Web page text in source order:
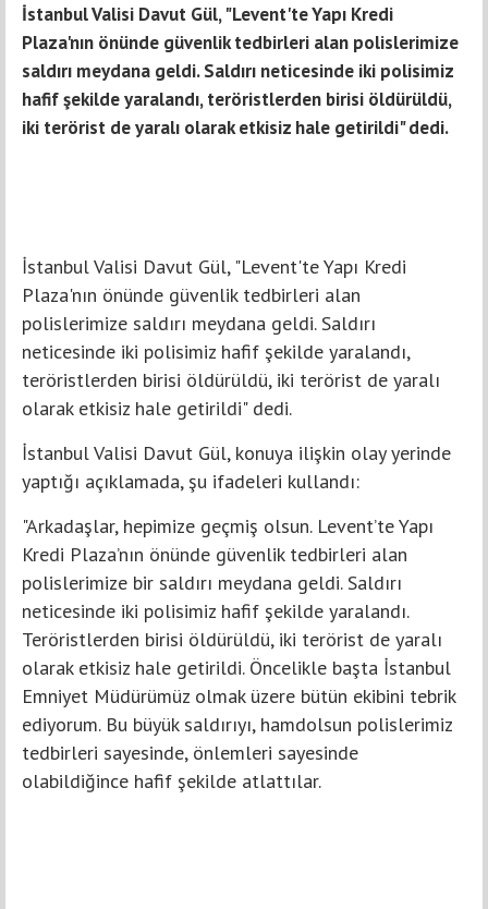
İstanbul Valisi Davut Gül, "Levent'te Yapı Kredi
Plaza'nın önünde güvenlik tedbirleri alan polislerimize
saldırı meydana geldi. Saldırı neticesinde iki polisimiz
hafif şekilde yaralandı, teröristlerden birisi öldürüldü,
iki terörist de yaralı olarak etkisiz hale getirildi" dedi.
İstanbul Valisi Davut Gül, "Levent'te Yapı Kredi
Plaza'nın önünde güvenlik tedbirleri alan
polislerimize saldırı meydana geldi. Saldırı
neticesinde iki polisimiz hafif şekilde yaralandı,
teröristlerden birisi öldürüldü, iki terörist de yaralı
olarak etkisiz hale getirildi" dedi.
İstanbul Valisi Davut Gül, konuya ilişkin olay yerinde
yaptığı açıklamada, şu ifadeleri kullandı:
"Arkadaşlar, hepimize geçmiş olsun. Levent’te Yapı
Kredi Plaza’nın önünde güvenlik tedbirleri alan
polislerimize bir saldırı meydana geldi. Saldırı
neticesinde iki polisimiz hafif şekilde yaralandı.
Teröristlerden birisi öldürüldü, iki terörist de yaralı
olarak etkisiz hale getirildi. Öncelikle başta İstanbul
Emniyet Müdürümüz olmak üzere bütün ekibini tebrik
ediyorum. Bu büyük saldırıyı, hamdolsun polislerimiz
tedbirleri sayesinde, önlemleri sayesinde
olabildiğince hafif şekilde atlattılar.